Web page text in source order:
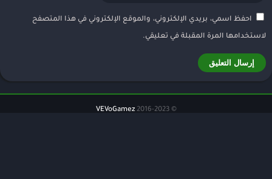
احفظ اسمي، بريدي الإلكتروني، والموقع الإلكتروني في هذا المتصفح
لاستخدامها المرة المقبلة في تعليقي.
© 2016-2023
VEVoGamez